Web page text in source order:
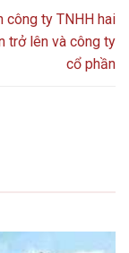
công ty TNHH hai
trở lên và công ty
cổ phần